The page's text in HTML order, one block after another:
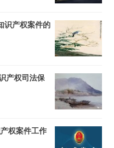
识产权案件的
产权司法保
权案件工作